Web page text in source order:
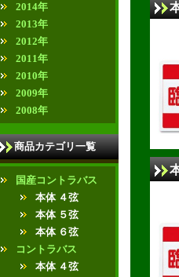
2014年
2013年
2012年
2011年
2010年
2009年
2008年
商品カテゴリ一覧
国産コントラバス
本体 ４弦
本体 ５弦
本体 ６弦
コントラバス
本体 ４弦